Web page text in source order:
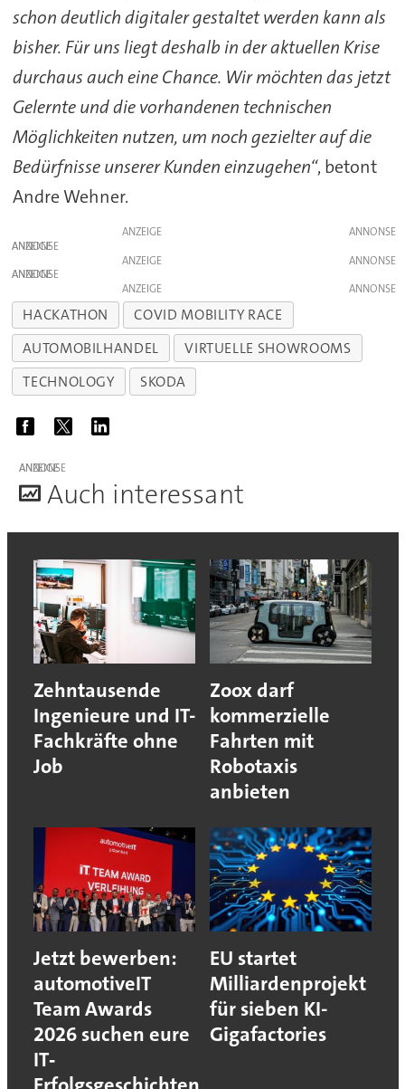
schon deutlich digitaler gestaltet werden kann als
bisher. Für uns liegt deshalb in der aktuellen Krise
durchaus auch eine Chance. Wir möchten das jetzt
Gelernte und die vorhandenen technischen
Möglichkeiten nutzen, um noch gezielter auf die
Bedürfnisse unserer Kunden einzugehen“, betont
Andre Wehner.
ANZEIGE
ANZEIGE
ANZEIGE
ANZEIGE
ANZEIGE
HACKATHON
COVID MOBILITY RACE
AUTOMOBILHANDEL
VIRTUELLE SHOWROOMS
TECHNOLOGY
SKODA
ANZEIGE
Auch interessant
Zehntausende
Ingenieure und IT-
Fachkräfte ohne
Job
Zoox darf
kommerzielle
Fahrten mit
Robotaxis
anbieten
Jetzt bewerben:
automotiveIT
Team Awards
2026 suchen eure
IT‐
EU startet
Milliardenprojekt
für sieben KI-
Gigafactories